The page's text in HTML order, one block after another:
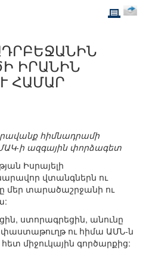
ԻՐԱՆԻՆ
ՀԱՄԱՐ
հիմնադրամի
ի ազգային փորձագետ
Իսրայելի
վտանգներն ու
մեր տարածաշրջանի ու
ստորագրեցին, անունը
ու հիմա ԱՄՆ-ն
միջուկային գործարքից: